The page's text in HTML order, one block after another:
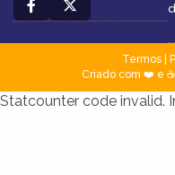
Termos|
Criado com ❤️ e
Statcounter code invalid.